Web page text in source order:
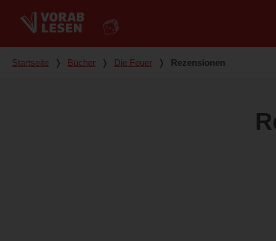
Du bist hier
Startseite ❭ Bücher ❭ Die Feuer ❭ Rezensionen